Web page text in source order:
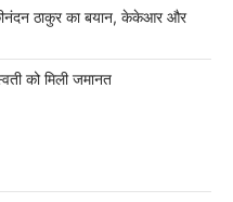
ठाकुर का बयान, केकेआर और
को मिली जमानत